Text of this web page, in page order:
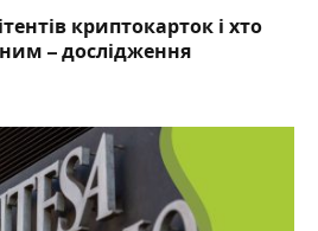
криптокарток і хто
– дослідження